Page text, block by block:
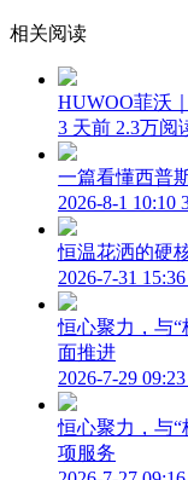
相关阅读
HUWOO菲沃
3 天前 2.3万阅
一篇看懂西普
2026-8-1 10:10
恒温花洒的硬
2026-7-31 15:36
恒心聚力，与
面推进
2026-7-29 09:23
恒心聚力，与
项服务